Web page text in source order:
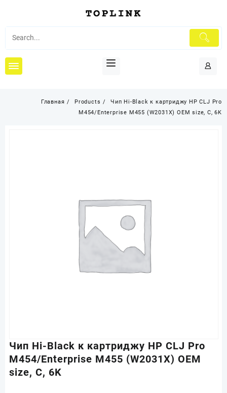
содержимому
Главная Products
Чип Hi-Black к картриджу HP CLJ Pro
M454/Enterprise M455 (W2031X) OEM size, C, 6K
Чип Hi-Black к картриджу HP CLJ Pro
M454/Enterprise M455 (W2031X) OEM
size, C, 6K